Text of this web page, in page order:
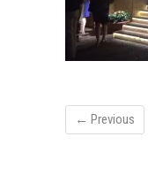
← Previous